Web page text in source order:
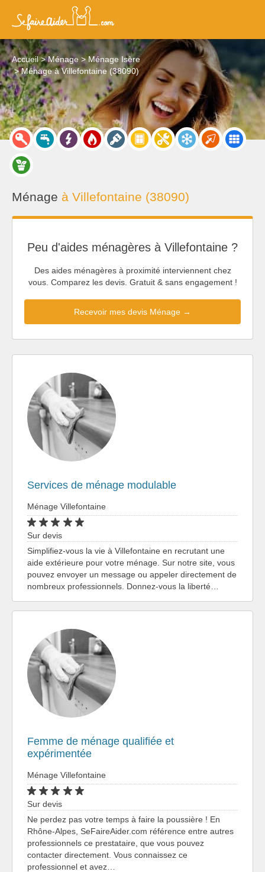
Accueil Ménage
Ménage Isère
Ménage à Villefontaine (38090)
Ménage à Villefontaine (38090)
Peu d'aides ménagères à Villefontaine ?
Des aides ménagères à proximité interviennent chez
vous. Comparez les devis. Gratuit & sans engagement !
Recevoir mes devis Ménage →
Services de ménage modulable
Ménage Villefontaine
Sur devis
Simplifiez-vous la vie à Villefontaine en recrutant une
aide extérieure pour votre ménage. Sur notre site, vous
pouvez envoyer un message ou appeler directement de
nombreux professionnels. Donnez-vous la liberté…
Femme de ménage qualifiée et
expérimentée
Ménage Villefontaine
Sur devis
Ne perdez pas votre temps à faire la poussière ! En
Rhône-Alpes, SeFaireAider.com référence entre autres
professionnels ce prestataire, que vous pouvez
contacter directement. Vous connaissez ce
professionnel et avez…